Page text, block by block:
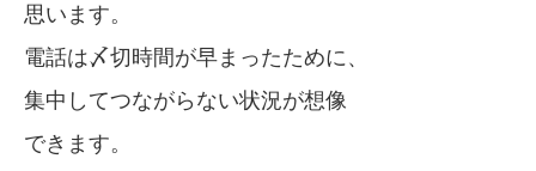
思います。
電話は〆切時間が早まったために、
集中してつながらない状況が想像
できます。